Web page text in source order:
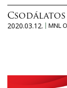
2020.03.12.
MNL